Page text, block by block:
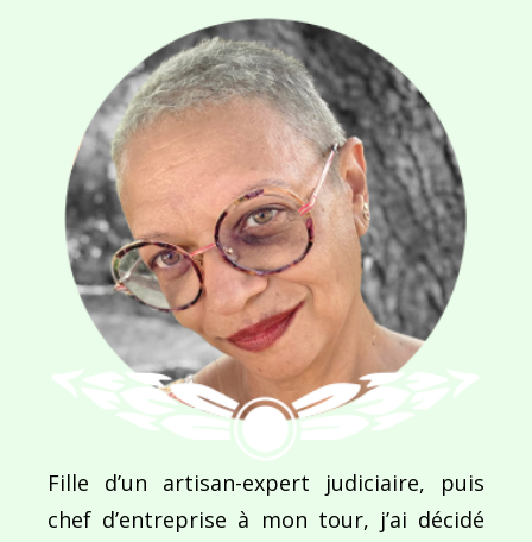
Ce site utilise Akismet pour réduire les
commentaires sont traitées.
l’article
Rouge désir…
Fille d’un artisan-expert judiciaire, puis
chef d’entreprise à mon tour, j’ai décidé